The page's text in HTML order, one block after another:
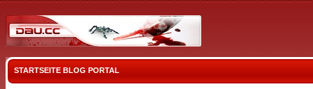
STARTSEITE BLOG PORTAL